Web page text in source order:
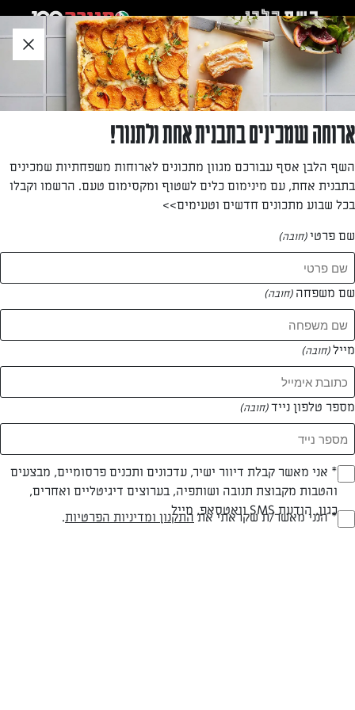
לאזור
תוכן
תחתון
דנה אדרי
—
המתכונים של דנה אדרי
0 מתכונים
המאמרים של דנה אדרי
0 מאמרים
ארוחה שמכינים בתבנית אחת ולתנור!
השף הלבן אסף עבורכם מגוון מתכונים לארוחות משפחתיות שמכינים
בתבנית אחת, עם מינימום כלים לשטוף ומקסימום טעם. הרשמו וקבלו
בכל שבוע מתכונים חדשים וטעימים>>
שם פרטי(חובה)
שם משפחה (חובה)
מייל(חובה)
מספר טלפון נייד(חובה)
(חובה)* אני מאשר קבלת דיוור ישיר, עדכונים ותכנים פרסומיים, מבצעים
והטבות מקבוצת תנובה ושותפיה, בערוצים דיגיטליים ואחרים,
כגון, הודעת SMS וואטסאפ, מייל(חובה)* הנני מאשר/ת שקראתי את התקנון ומדיניות הפרטיות.